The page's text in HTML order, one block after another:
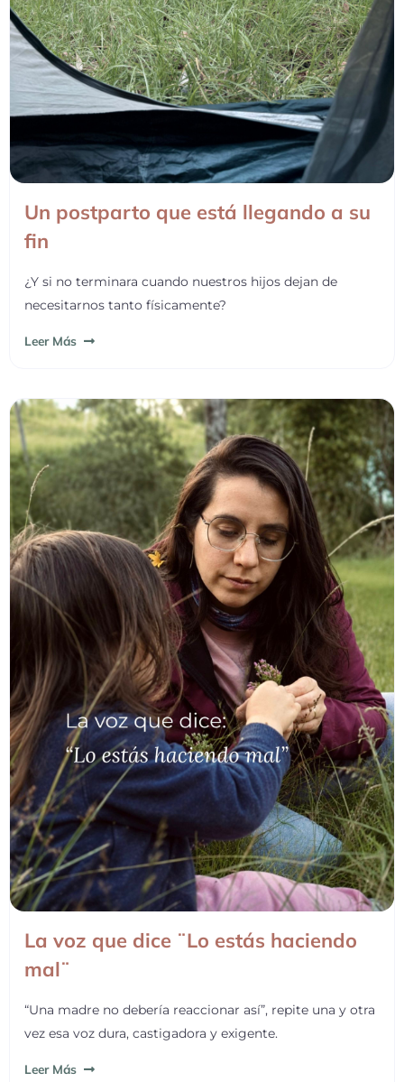
Un postparto que está llegando a su
fin
¿Y si no terminara cuando nuestros hijos dejan de
necesitarnos tanto físicamente?
Leer Más
La voz que dice ¨Lo estás haciendo
mal¨
“Una madre no debería reaccionar así”, repite una y otra
vez esa voz dura, castigadora y exigente.
Leer Más